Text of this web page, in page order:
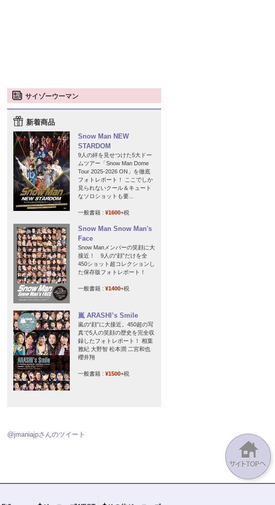
サイゾーウーマン
新着商品
Snow Man NEW
STARDOM
9人の絆を見せつけた5大ドー
ムツアー「Snow Man Dome
Tour 2025-2026 ON」を徹底
フォトレポート！ ここでしか
見られないクール＆キュート
なソロショットも要...
一般書籍 : ¥1600+税
Snow Man Snow Man's
Face
Snow Manメンバーの笑顔に大
接近！ 9人の“顔”だけを全
450ショット超コレクションし
た保存版フォトレポート！
一般書籍 : ¥1400+税
嵐 ARASHI’s Smile
嵐の“顔”に大接近。450超の写
真で5人の笑顔の歴史を完全収
録したフォトレポート！ 相葉
雅紀 大野智 松本潤 二宮和也
櫻井翔
一般書籍 : ¥1500+税
@jmaniajpさんのツイート